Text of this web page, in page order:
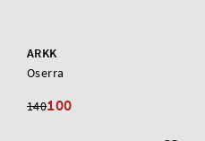
ARKK
Oserra
140100